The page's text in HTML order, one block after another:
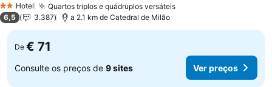
2 Estrelas
Hotel Quartos triplos e quádruplos versáteisVer preços
6,5 3.387 a 2.1 km de Catedral de Milão
De € 71
Consulte os preços de 9 sites Ver preços